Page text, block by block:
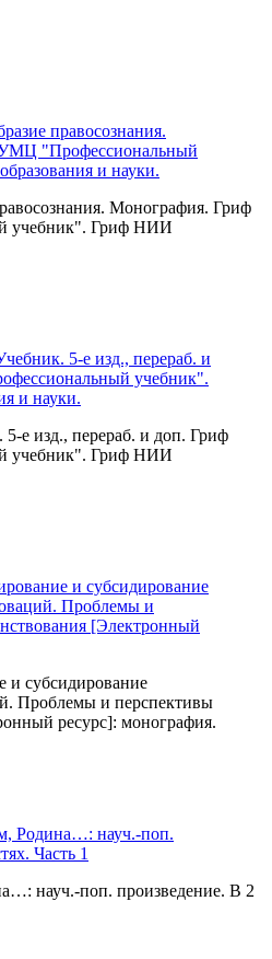
Монография. Гриф
учебник". Гриф НИИ
е изд., перераб. и доп. Гриф
учебник". Гриф НИИ
и субсидирование
Проблемы и перспективы
ресурс]: монография.
науч.-поп. произведение. В 2